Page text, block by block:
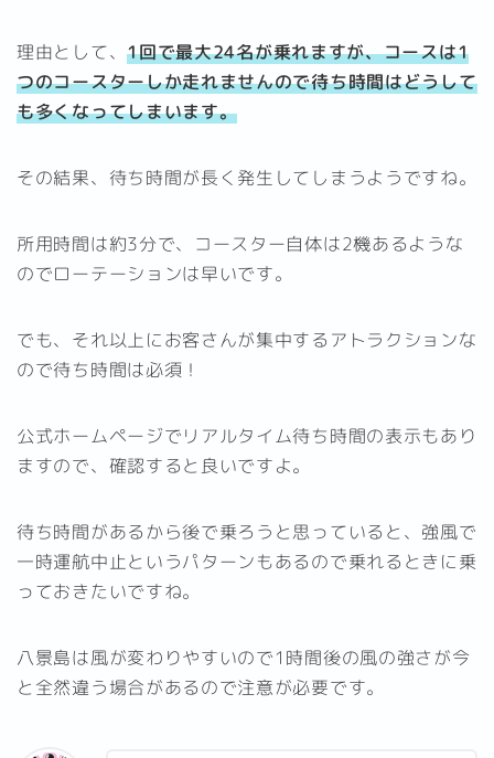
理由として、1回で最大24名が乗れますが、コースは1
つのコースターしか走れませんので待ち時間はどうして
も多くなってしまいます。
その結果、待ち時間が長く発生してしまうようですね。
所用時間は約3分で、コースター自体は2機あるような
のでローテーションは早いです。
でも、それ以上にお客さんが集中するアトラクションな
ので待ち時間は必須！
公式ホームページでリアルタイム待ち時間の表示もあり
ますので、確認すると良いですよ。
待ち時間があるから後で乗ろうと思っていると、強風で
一時運航中止というパターンもあるので乗れるときに乗
っておきたいですね。
八景島は風が変わりやすいので1時間後の風の強さが今
と全然違う場合があるので注意が必要です。